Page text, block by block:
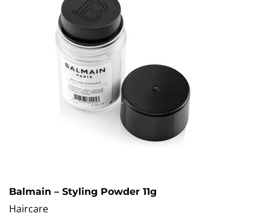
Balmain – Styling Powder 11g
Haircare